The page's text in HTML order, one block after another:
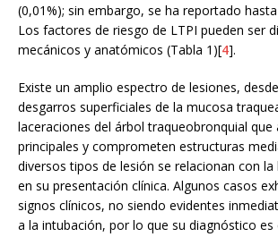
(0,01%); sin embargo, se ha reportado
Los factores de riesgo de LTPI pueden ser
mecánicos y anatómicos (Tabla 1)[4].
Existe un amplio espectro de lesiones,
desgarros superficiales de la mucosa
laceraciones del árbol traqueobronquial
principales y comprometen estructuras
diversos tipos de lesión se relacionan con
en su presentación clínica. Algunos casos
signos clínicos, no siendo evidentes
a la intubación, por lo que su diagnóstico es